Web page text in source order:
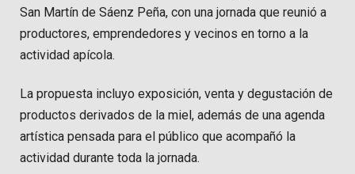
San Martín de Sáenz Peña, con una jornada que reunió a
productores, emprendedores y vecinos en torno a la
actividad apícola.
La propuesta incluyo exposición, venta y degustación de
productos derivados de la miel, además de una agenda
artística pensada para el público que acompañó la
actividad durante toda la jornada.